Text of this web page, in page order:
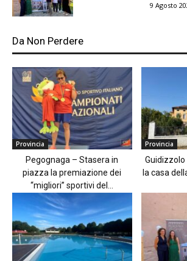
9 Agosto
Da Non Perdere
Provincia
Pegognaga – Stasera in
piazza la premiazione dei
“migliori” sportivi del...
Provincia
la casa